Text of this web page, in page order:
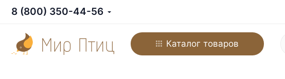
8 (800) 350-44-56
Каталог товаров